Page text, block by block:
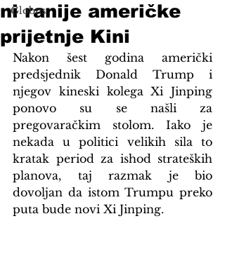
Globus
ni ranije američke
prijetnje Kini
Nakon šest godina američki
predsjednik Donald Trump i
njegov kineski kolega Xi Jinping
ponovo su se našli za
pregovaračkim stolom. Iako je
nekada u politici velikih sila to
kratak period za ishod strateških
planova, taj razmak je bio
dovoljan da istom Trumpu preko
puta bude novi Xi Jinping.